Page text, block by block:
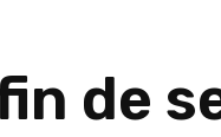
de